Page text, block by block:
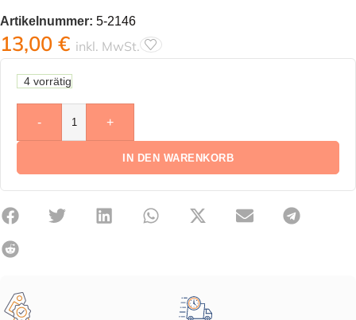
Artikelnummer: 5-2146
13,00 € inkl. MwSt.
4 vorrätig
- +
IN DEN WARENKORB